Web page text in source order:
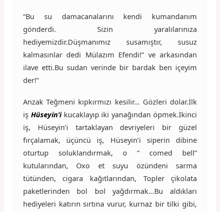
“Bu su damacanalarını kendi kumandanım
gönderdi. Sizin yaralılarınıza
hediyemizdir.Düşmanımız susamıştır, susuz
kalmasınlar dedi Mülazım Efendi!” ve arkasından
ilave etti.Bu sudan verinde bir bardak ben içeyim
der!”
Anzak Teğmeni kıpkırmızı kesilir… Gözleri dolar.İlk
iş Hüseyin’i kucaklayıp iki yanağından öpmek.İkinci
iş, Hüseyin’i tartaklayan devriyeleri bir güzel
fırçalamak, üçüncü iş, Hüseyin’i siperin dibine
oturtup soluklandırmak, o ” comed bell”
kutularından, Oxo et suyu özündeni sarma
tütünden, cigara kağıtlarından, Topler çikolata
paketlerinden bol bol yağdırmak…Bu aldıkları
hediyeleri katırın sırtına vurur, kurnaz bir tilki gibi,